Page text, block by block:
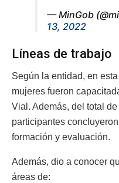
— MinGob
13, 2022
Líneas de trabajo
Según la entidad, en
mujeres fueron
Vial. Además, del total
participantes
formación y evaluación.
Además, dio a conocer
áreas de: